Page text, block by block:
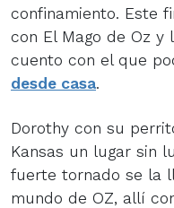
confinamiento. Este
con El Mago de Oz y
cuento con el que
desde casa.
Dorothy con su
Kansas un lugar sin
fuerte tornado se la
mundo de OZ, allí